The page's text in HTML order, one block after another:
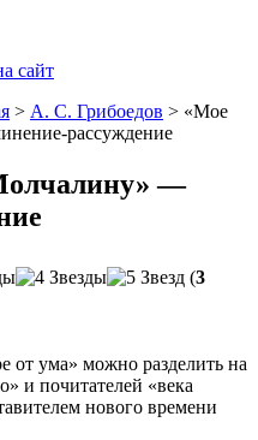
сайт
> А. С. Грибоедов > «Мое
рассуждение
—
(3
от ума» можно разделить на
и почитателей «века
нового времени